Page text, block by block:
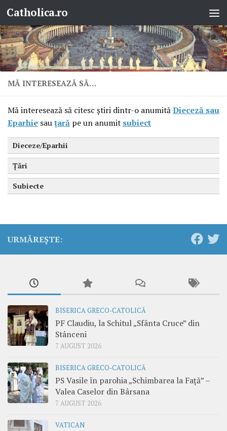
Skip to content
Catholica.ro
MĂ INTERESEAZĂ SĂ…
Mă interesează să citesc știri dintr-o anumităDieceză sau
Eparhie sauțară pe un anumit subiect
Dieceze/Eparhii
Țări
Subiecte
URMĂREȘTE:
BISERICA GRECO-CATOLICĂ
PF Claudiu, la Schitul „Sfânta Cruce” din
Stânceni
7 AUGUST 2026
BISERICA GRECO-CATOLICĂ
PS Vasile în parohia „Schimbarea la Față” –
Valea Caselor din Bârsana
7 AUGUST 2026
VATICAN